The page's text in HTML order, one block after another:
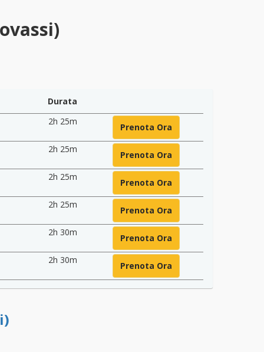
Durata
2h 25m
Prenota Ora
2h 25m
Prenota Ora
2h 25m
Prenota Ora
2h 25m
Prenota Ora
2h 30m
Prenota Ora
2h 30m
Prenota Ora